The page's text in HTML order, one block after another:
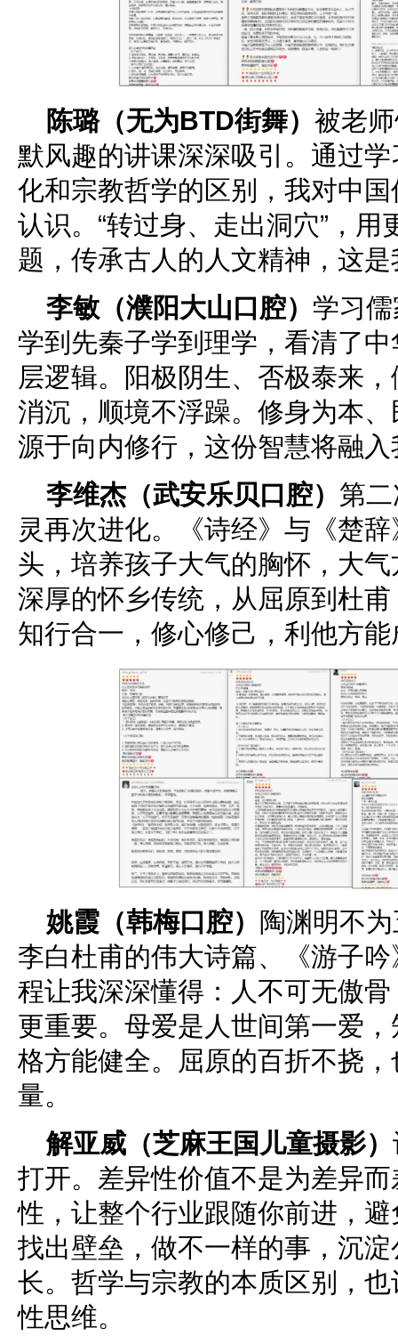
陈璐（无为BTD街舞） 被老
默风趣的讲课深深吸引。通过
化和宗教哲学的区别，我对中
认识。“转过身、走出洞穴”，用
题，传承古人的人文精神，这
李敏（濮阳大山口腔） 学习
学到先秦子学到理学，看清了
层逻辑。阳极阴生、否极泰来
消沉，顺境不浮躁。修身为本
源于向内修行，这份智慧将融
李维杰（武安乐贝口腔） 第
灵再次进化。《诗经》与《楚
头，培养孩子大气的胸怀，大
深厚的怀乡传统，从屈原到杜
知行合一，修心修己，利他方
姚霞（韩梅口腔） 陶渊明不
李白杜甫的伟大诗篇、《游子
程让我深深懂得：人不可无傲
更重要。母爱是人世间第一爱
格方能健全。屈原的百折不挠
量。
解亚威（芝麻王国儿童摄影）
打开。差异性价值不是为差异
性，让整个行业跟随你前进，
找出壁垒，做不一样的事，沉
长。哲学与宗教的本质区别，
性思维。